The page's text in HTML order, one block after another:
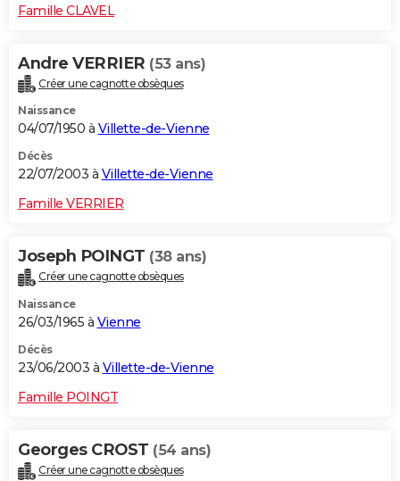
Famille CLAVEL
Andre VERRIER (53 ans)
Créer une cagnotte obsèques
Naissance
04/07/1950 à Villette-de-Vienne
Décès
22/07/2003 à Villette-de-Vienne
Famille VERRIER
Joseph POINGT (38 ans)
Créer une cagnotte obsèques
Naissance
26/03/1965 à Vienne
Décès
23/06/2003 à Villette-de-Vienne
Famille POINGT
Georges CROST (54 ans)
Créer une cagnotte obsèques